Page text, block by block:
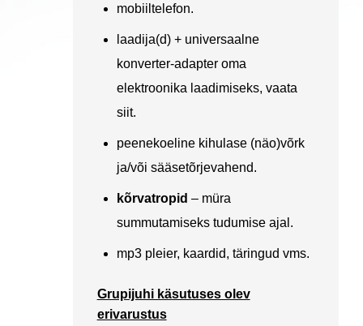
mobiiltelefon.
laadija(d) + universaalne
konverter-adapter oma
elektroonika laadimiseks, vaata
siit.
peenekoeline kihulase (näo)võrk
ja/või sääsetõrjevahend.
kõrvatropid – müra
summutamiseks tudumise ajal.
mp3 pleier, kaardid, täringud vms.
Grupijuhi käsutuses olev
erivarustus